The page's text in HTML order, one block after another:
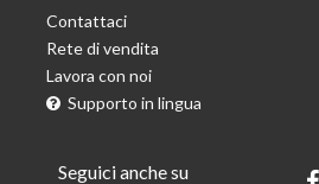
Contattaci
Rete di vendita
Lavora con noi
Supporto in lingua
Seguici anche su